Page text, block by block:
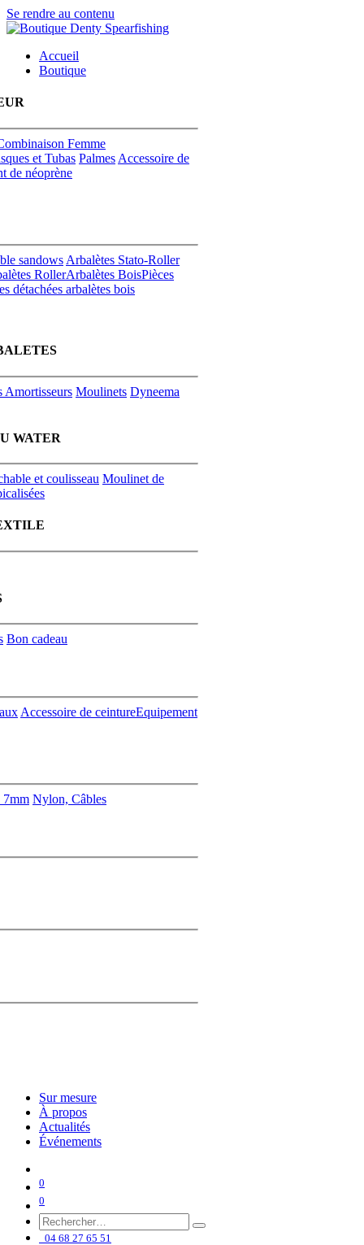
Se rendre au contenu
Accueil
Boutique
Femme
et Tubas Palmes Accessoire de
de néoprène
sandows Arbalètes Stato-Roller
RollerArbalètes BoisPièces
détachées arbalètes bois
Amortisseurs Moulinets Dyneema
WATER
et coulisseau Moulinet de
Bon cadeau
Accessoire de ceintureEquipement
7mm Nylon, Câbles
Sur mesure
À propos
Actualités
Événements
0
0
04 68 27 65 51